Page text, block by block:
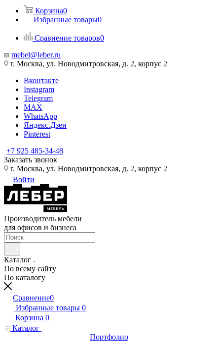
Корзина0
Избранные товары0
Сравнение товаров0
mebel@leber.ru
г. Москва, ул. Новодмитровская, д. 2, корпус 2
Вконтакте
Instagram
Telegram
MAX
WhatsApp
Яндекс.Дзен
Pinterest
+7 925 485-34-48
Заказать звонок
г. Москва, ул. Новодмитровская, д. 2, корпус 2
Войти
Производитель мебели
для офисов и бизнеса
Каталог
По всему сайту
По каталогу
Сравнение0
Избранные товары 0
Корзина 0
Каталог
Портфолио